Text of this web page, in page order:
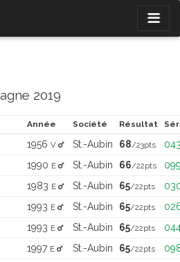
2019
Année Société Résultat
1956 V St.-Aubin 68/23pts
1990 E St.-Aubin 66/22pts
1983 E St.-Aubin 65/22pts
1993 E St.-Aubin 65/22pts
1993 E St.-Aubin 65/22pts
1997 E St.-Aubin 65/22pts